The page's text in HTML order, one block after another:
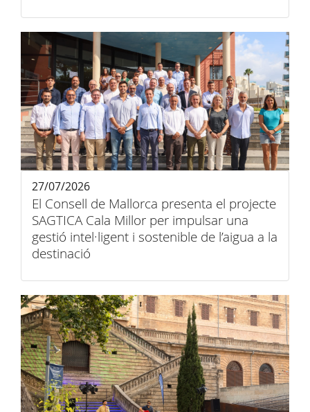
El Consell de Mallorca presenta el projecte
SAGTICA Cala Millor per impulsar una
gestió intel·ligent i sostenible de l’aigua a la
destinació
27/07/2026